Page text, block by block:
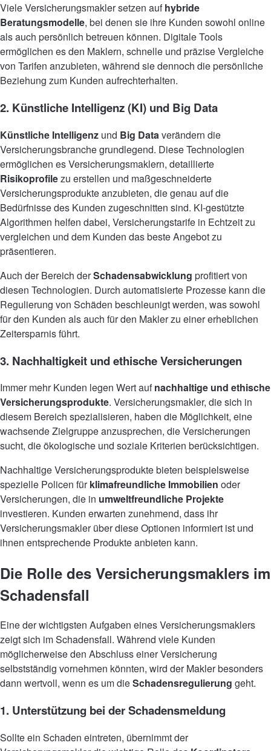
Viele Versicherungsmakler setzen aufhybride
Beratungsmodelle, bei denen sie ihre Kunden sowohl online
als auch persönlich betreuen können. Digitale Tools
ermöglichen es den Maklern, schnelle und präzise Vergleiche
von Tarifen anzubieten, während sie dennoch die persönliche
Beziehung zum Kunden aufrechterhalten.
2. Künstliche Intelligenz (KI) und Big Data
Künstliche Intelligenz und Big Dataverändern die
Versicherungsbranche grundlegend. Diese Technologien
ermöglichen es Versicherungsmaklern, detaillierte
Risikoprofilezu erstellen und maßgeschneiderte
Versicherungsprodukte anzubieten, die genau auf die
Bedürfnisse des Kunden zugeschnitten sind. KI-gestützte
Algorithmen helfen dabei, Versicherungstarife in Echtzeit zu
vergleichen und dem Kunden das beste Angebot zu
präsentieren.
Auch der Bereich derSchadensabwicklung profitiert von
diesen Technologien. Durch automatisierte Prozesse kann die
Regulierung von Schäden beschleunigt werden, was sowohl
für den Kunden als auch für den Makler zu einer erheblichen
Zeitersparnis führt.
3. Nachhaltigkeit und ethische Versicherungen
Immer mehr Kunden legen Wert aufnachhaltige und ethische
Versicherungsprodukte. Versicherungsmakler, die sich in
diesem Bereich spezialisieren, haben die Möglichkeit, eine
wachsende Zielgruppe anzusprechen, die Versicherungen
sucht, die ökologische und soziale Kriterien berücksichtigen.
Nachhaltige Versicherungsprodukte bieten beispielsweise
spezielle Policen fürklimafreundliche Immobilien oder
Versicherungen, die in umweltfreundliche Projekte
investieren. Kunden erwarten zunehmend, dass ihr
Versicherungsmakler über diese Optionen informiert ist und
ihnen entsprechende Produkte anbieten kann.
Die Rolle des Versicherungsmaklers im
Schadensfall
Eine der wichtigsten Aufgaben eines Versicherungsmaklers
zeigt sich im Schadensfall. Während viele Kunden
möglicherweise den Abschluss einer Versicherung
selbstständig vornehmen könnten, wird der Makler besonders
dann wertvoll, wenn es um dieSchadensregulierung geht.
1. Unterstützung bei der Schadensmeldung
Sollte ein Schaden eintreten, übernimmt der